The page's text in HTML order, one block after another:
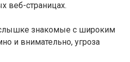
веб-страницах.
знакомые с широким
и внимательно, угроза